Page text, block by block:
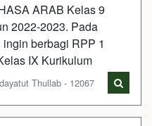
ARAB Kelas 9
2022-2023. Pada
berbagi RPP 1
IX Kurikulum
Thullab - 12067